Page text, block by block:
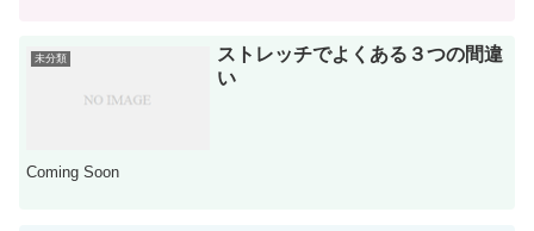
未分類
ストレッチでよくある３つの間違
い
Coming Soon